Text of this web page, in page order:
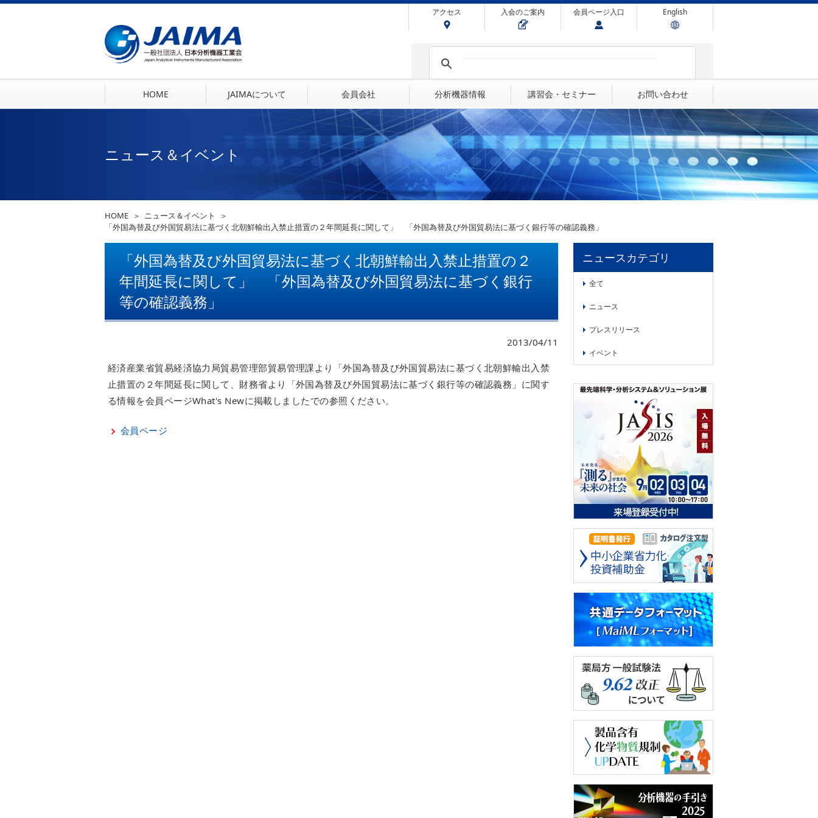
アクセス 入会のご案内 会員ページ入口 English
HOME JAIMAについて 会員会社 分析機器情報 講習会・セミナー お問い合わせ
ニュース＆イベント
HOME
ニュース＆イベント
「外国為替及び外国貿易法に基づく北朝鮮輸出入禁止措置の２年間延長に関して」 「外国為替及び外国貿易法に基づく銀行等の確認義務」
「外国為替及び外国貿易法に基づく北朝鮮輸出入禁止措置の２
年間延長に関して」 「外国為替及び外国貿易法に基づく銀行
等の確認義務」
2013/04/11
経済産業省貿易経済協力局貿易管理部貿易管理課より「外国為替及び外国貿易法に基づく北朝鮮輸出入禁
止措置の２年間延長に関して、財務省より「外国為替及び外国貿易法に基づく銀行等の確認義務」に関す
る情報を会員ページWhat's Newに掲載しましたでの参照ください。
会員ページ
ニュースカテゴリ
全て
ニュース
プレスリリース
イベント